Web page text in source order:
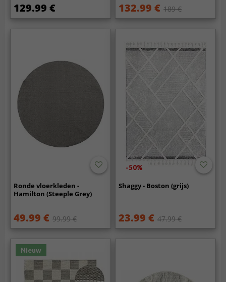
129.99 € 132.99 € 189 €
Ronde vloerkleden -
Hamilton (Steeple Grey)
49.99 € 99.99 €
-50%
Shaggy - Boston (grijs)
23.99 € 47.99 €
Nieuw